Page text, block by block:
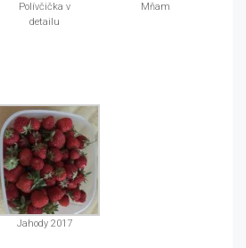
Polívčička v
detailu
Mňam
Jahody 2017